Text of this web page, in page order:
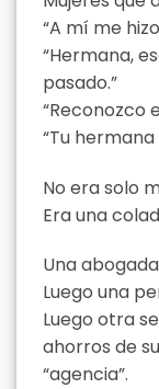
“A mí me
“Hermana,
pasado.”
“Reconozco
“Tu
No era solo
Era una
Una
Luego una
Luego otra
ahorros de
“agencia”.